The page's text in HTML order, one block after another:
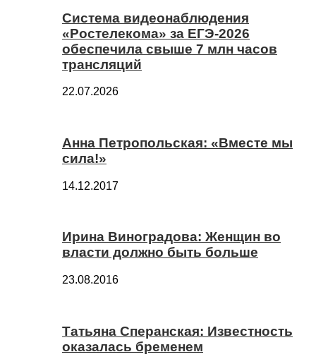
Система видеонаблюдения
«Ростелекома» за ЕГЭ-2026
обеспечила свыше 7 млн часов
трансляций
22.07.2026
Анна Петропольская: «Вместе мы
сила!»
14.12.2017
Ирина Виноградова: Женщин во
власти должно быть больше
23.08.2016
Татьяна Сперанская: Известность
оказалась бременем